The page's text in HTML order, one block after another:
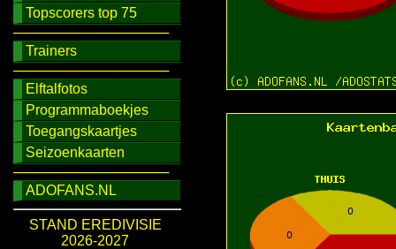
Topscorers top 75
────────────────
Trainers
────────────────
Elftalfotos
Programmaboekjes
Toegangskaartjes
Seizoenkaarten
────────────────
ADOFANS.NL
STAND EREDIVISIE
2026-2027